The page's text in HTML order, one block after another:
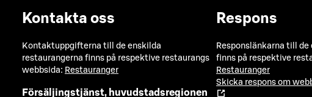
Kontakta oss
Kontaktuppgifterna till de enskilda
restaurangerna finns på respektive restaurangs
webbsida: Restauranger
Försäljingstjänst, huvudstadsregionen
Respons
Responslänkarna till
finns på respektive
Restauranger
Skicka respons om